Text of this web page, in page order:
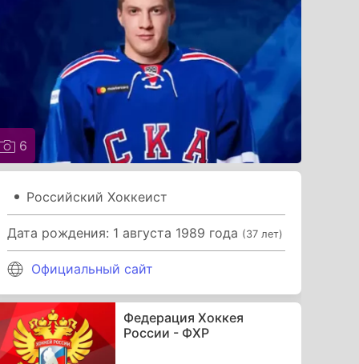
6
Российский Хоккеист
Дата рождения: 1 августа 1989 года (37 лет)
Официальный сайт
Федерация Хоккея
России - ФХР